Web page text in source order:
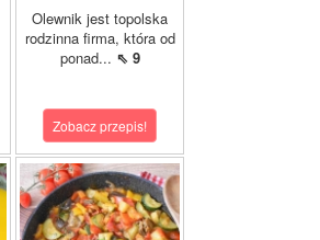
Olewnik jest topolska
rodzinna firma, która od
ponad... ⇖ 9
Zobacz przepis!